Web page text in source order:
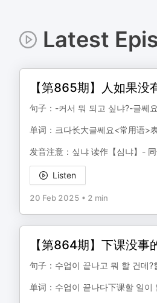
Latest
【第865期】人如果没
句子：-커서 뭐 되고 싶냐?-글쎄
单词：크다长大글쎄요<常用语>
发音注意：싶냐 读作【심냐】-
Listen
20 Feb 2025 • 2 min
【第864期】下课没事
句子：수업이 끝나고 뭐 할 건데
单词：수업이 끝나다下课할 일이